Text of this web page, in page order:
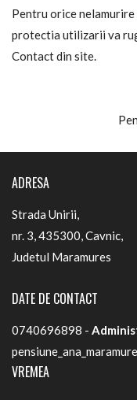
Pentru orice
protectia utilizarii va
Contact din site.
ADRESA
Strada Unirii,
nr. 3, 435300, Cavnic,
Judetul Maramures
DATE DE CONTACT
0740696898 -
VREMEA